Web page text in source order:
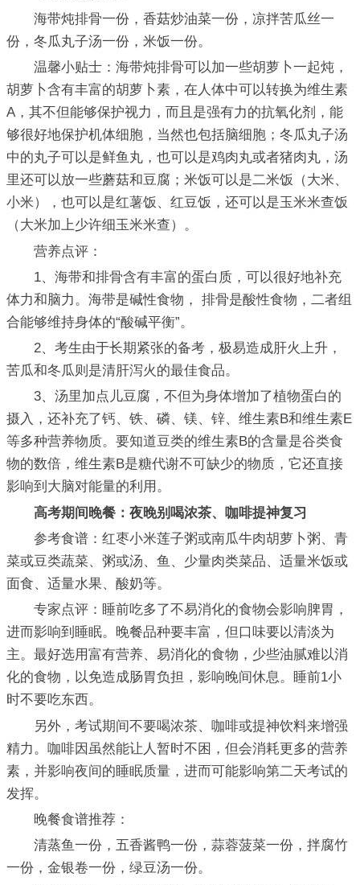
海带炖排骨一份，香菇炒油菜一份，凉拌苦瓜丝一
份，冬瓜丸子汤一份，米饭一份。
温馨小贴士：海带炖排骨可以加一些胡萝卜一起炖，
胡萝卜含有丰富的胡萝卜素，在人体中可以转换为维生素
A，其不但能够保护视力，而且是强有力的抗氧化剂，能
够很好地保护机体细胞，当然也包括脑细胞；冬瓜丸子汤
中的丸子可以是鲜鱼丸，也可以是鸡肉丸或者猪肉丸，汤
里还可以放一些蘑菇和豆腐；米饭可以是二米饭（大米、
小米），也可以是红薯饭、红豆饭，还可以是玉米米查饭
（大米加上少许细玉米米查）。
营养点评：
1、海带和排骨含有丰富的蛋白质，可以很好地补充
体力和脑力。海带是碱性食物， 排骨是酸性食物，二者组
合能够维持身体的“酸碱平衡”。
2、考生由于长期紧张的备考，极易造成肝火上升，
苦瓜和冬瓜则是清肝泻火的最佳食品。
3、汤里加点儿豆腐，不但为身体增加了植物蛋白的
摄入，还补充了钙、铁、磷、镁、锌、维生素B和维生素E
等多种营养物质。要知道豆类的维生素B的含量是谷类食
物的数倍，维生素B是糖代谢不可缺少的物质，它还直接
影响到大脑对能量的利用。
高考期间晚餐：夜晚别喝浓茶、咖啡提神复习
参考食谱：红枣小米莲子粥或南瓜牛肉胡萝卜粥、青
菜或豆类蔬菜、粥或汤、鱼、少量肉类菜品、适量米饭或
面食、适量水果、酸奶等。
专家点评：睡前吃多了不易消化的食物会影响脾胃，
进而影响到睡眠。晚餐品种要丰富，但口味要以清淡为
主。最好选用富有营养、易消化的食物，少些油腻难以消
化的食物，以免造成肠胃负担，影响晚间休息。睡前1小
时不要吃东西。
另外，考试期间不要喝浓茶、咖啡或提神饮料来增强
精力。咖啡因虽然能让人暂时不困，但会消耗更多的营养
素，并影响夜间的睡眠质量，进而可能影响第二天考试的
发挥。
晚餐食谱推荐：
清蒸鱼一份，五香酱鸭一份，蒜蓉菠菜一份，拌腐竹
一份，金银卷一份，绿豆汤一份。